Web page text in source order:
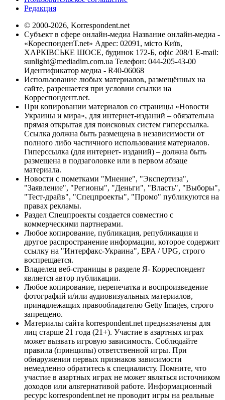
Редакция
© 2000-2026, Korrespondent.net
Субъект в сфере онлайн-медиа Название онлайн-медиа -
«КореспонденТ.net» Адрес: 02091, місто Київ,
ХАРКІВСЬКЕ ШОСЕ, будинок 172-Б, офіс 208/1 E-mail:
sunlight@mediadim.com.ua Телефон: 044-205-43-00
Идентификатор медиа - R40-06068
Использование любых материалов, размещённых на
сайте, разрешается при условии ссылки на
Корреспондент.net.
При копировании материалов со страницы «Новости
Украины и мира», для интернет-изданий – обязательна
прямая открытая для поисковых систем гиперссылка.
Ссылка должна быть размещена в независимости от
полного либо частичного использования материалов.
Гиперссылка (для интернет- изданий) – должна быть
размещена в подзаголовке или в первом абзаце
материала.
Новости с пометками "Мнение", "Экспертиза",
"Заявление", "Регионы", "Деньги", "Власть", "Выборы",
"Тест-драйв", "Спецпроекты", "Промо" публикуются на
правах рекламы.
Раздел Спецпроекты создается совместно с
коммерческими партнерами.
Любое копирование, публикация, републикация и
другое распространение информации, которое содержит
ссылку на "Интерфакс-Украина", EPA / UPG, строго
воспрещается.
Владелец веб-страницы в разделе Я- Корреспондент
является автор публикации.
Любое копирование, перепечатка и воспроизведение
фотографий и/или аудиовизуальных материалов,
принадлежащих правообладателю Getty Images, строго
запрещено.
Материалы сайта korrespondent.net предназначены для
лиц старше 21 года (21+). Участие в азартных играх
может вызвать игровую зависимость. Соблюдайте
правила (принципы) ответственной игры. При
обнаружении первых признаков зависимости
немедленно обратитесь к специалисту. Помните, что
участие в азартных играх не может являться источником
доходов или альтернативой работе. Информационный
ресурс korrespondent.net не проводит игры на реальные